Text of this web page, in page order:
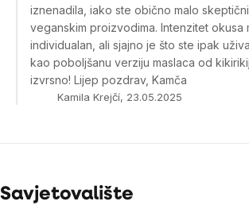
iznenadila, iako ste obično malo
veganskim proizvodima. Intenzitet okusa
individualan, ali sjajno je što ste ipak
kao poboljšanu verziju maslaca od
izvrsno! Lijep pozdrav, Kamča
Kamila Krejčí, 23.05.2025
Savjetovalište